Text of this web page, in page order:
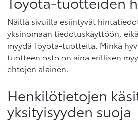
Näillä sivuilla esiintyvät
yksinomaan tiedotuskäyttöön,
myydä Toyota-tuotteita. Minkä
tuotteen osto on aina erillisen
ehtojen alainen.
Henkilötietojen
yksityisyyden suoja